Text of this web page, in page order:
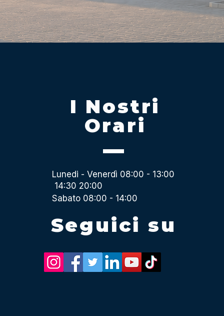
I Nostri
Orari
Lunedi - Venerdì 08:00 - 13:00
14:30 20:00
Sabato 08:00 - 14:00
Seguici su